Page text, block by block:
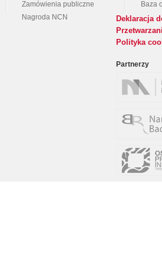
Zamówienia publiczne
Nagroda NCN
Baza
Deklaracja
Polityka
Partnerzy